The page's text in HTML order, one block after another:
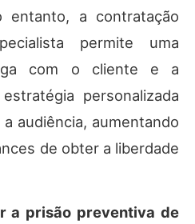
a contratação
permite uma
com o cliente e a
personalizada
audiência, aumentando
de obter a liberdade
a prisão preventiva de